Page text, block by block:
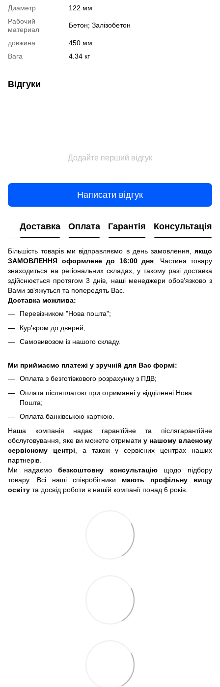
Диаметр
122 мм
Рабочий
материал
Бетон; Залізобетон
довжина
450 мм
Вага
4.34 кг
Відгуки
Додайте перший відгук
Написати відгук
Доставка Оплата Гарантія Консультація
Більшість товарів ми відправляємо в день замовлення, якщо
ЗАМОВЛЕННЯ оформлене до 16:00 дня. Частина товару
знаходиться на регіональних складах, у такому разі доставка
здійснюється протягом 3 днів, наші менеджери обов'язково з
Вами зв'яжуться та попередять Вас.
Доставка можлива:
Перевізником "Нова пошта";
Кур'єром до дверей;
Самовивозом із нашого складу.
Ми приймаємо платежі у зручній для Вас формі:
Оплата з безготівкового розрахунку з ПДВ;
Оплата післяплатою при отриманні у відділенні Нова
Пошта;
Оплата банківською карткою.
Наша компанія надає гарантійне та післягарантійне
обслуговування, яке ви можете отримати у нашому власному
сервісному центрі , а також у сервісних центрах наших
партнерів.
Ми надаємобезкоштовну консультаціющодо підбору
товару. Всі наші співробітники мають профільну вищу
освіту та досвід роботи в нашій компанії понад 6 років.